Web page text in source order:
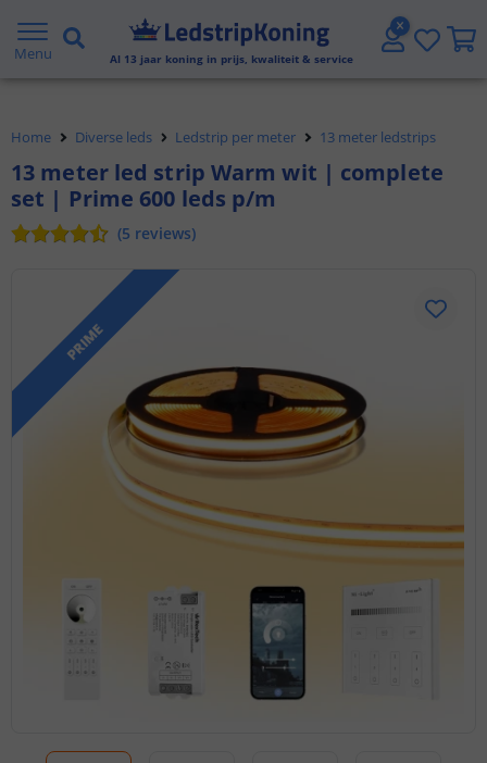
Menu Al 13 jaar koning in prijs, kwaliteit & service
Voor 23:45 uur besteld, morgen in huis
Gratis verzending vanaf € 20,- NL en BE
Klantbeoordeling 9.1
Home Diverse leds Ledstrip per meter 13 meter ledstrips
13 meter led strip Warm wit | complete
set | Prime 600 leds p/m
(5 reviews)
PRIME